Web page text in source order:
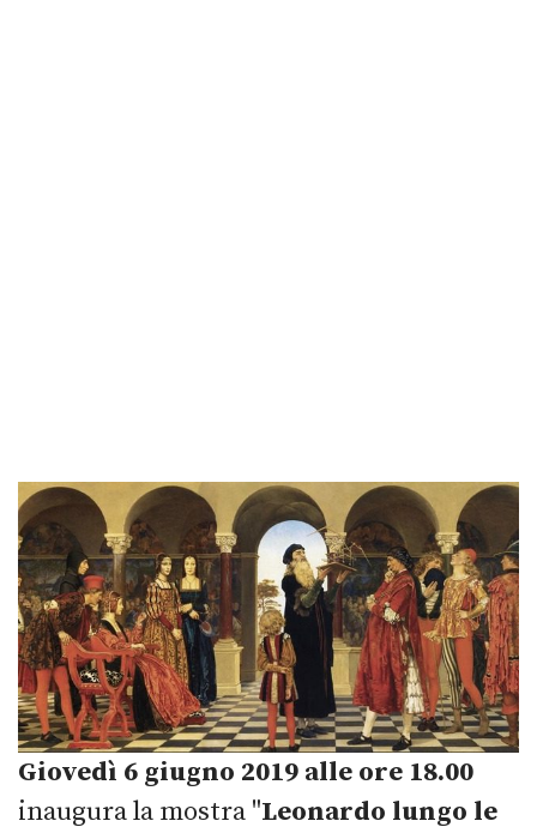
Giovedì 6 giugno 2019 alle ore 18.00
inaugura la mostra "Leonardo lungo le